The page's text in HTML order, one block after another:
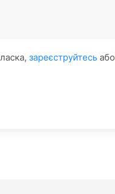
зареєструйтесь або